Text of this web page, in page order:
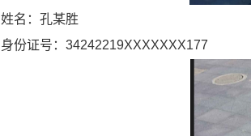
姓名：孔某胜
身份证号：34242219XXXXXXX177